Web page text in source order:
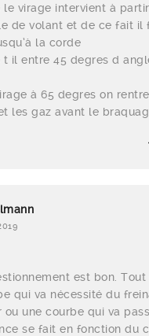
le virage intervient à
de volant et de ce fait il
la corde
t il entre 45 degres d
à 65 degres on
les gaz avant le
est bon.
qui va nécessité du
ou une courbe qui va
se fait en fonction du